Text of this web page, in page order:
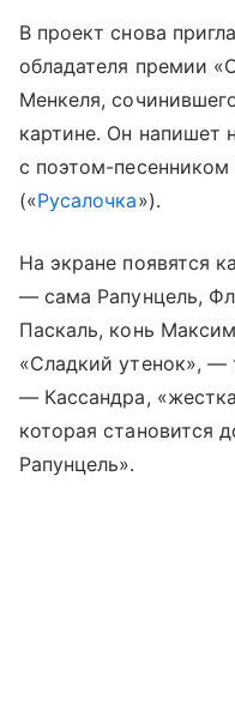
В проект снова
обладателя премии
Менкеля,
картине. Он напишет
с поэтом-
(«Русалочка»).
На экране появятся
— сама Рапунцель,
Паскаль, конь
«Сладкий утенок», —
— Кассандра,
которая становится
Рапунцель».